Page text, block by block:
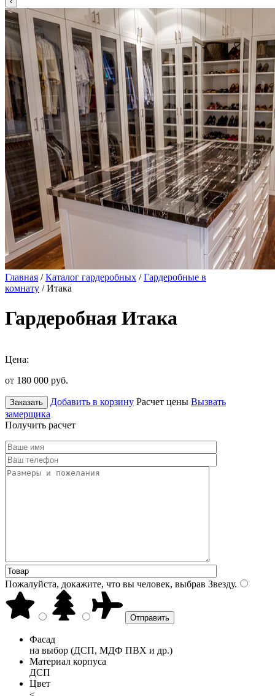
Главная /Каталог гардеробных /Гардеробные в
комнату / Итака
Гардеробная Итака
Цена:
от 180 000 руб.
Заказать Добавить в корзину Расчет цены Вызвать
замерщика
Получить расчет
Пожалуйста, докажите, что вы человек, выбрав Звезду.
Фасад
на выбор (ДСП, МДФ ПВХ и др.)
Материал корпуса
ДСП
Цвет